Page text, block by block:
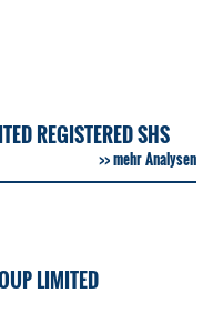
REGISTERED SHS
mehr Analysen
LIMITED